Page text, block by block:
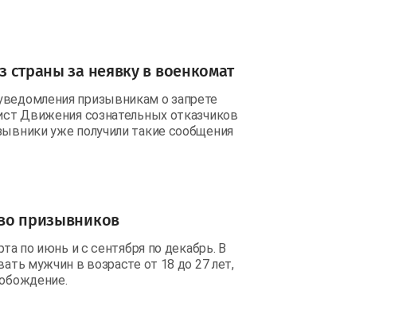
за неявку в военкомат
призывникам о запрете
Движения сознательных отказчиков
уже получили такие сообщения
призывников
по июнь и с сентября по декабрь. В
мужчин в возрасте от 18 до 27 лет,